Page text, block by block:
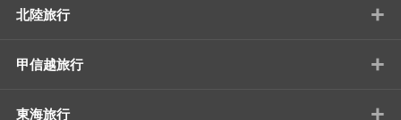
北陸旅行 +
甲信越旅行 +
東海旅行 +